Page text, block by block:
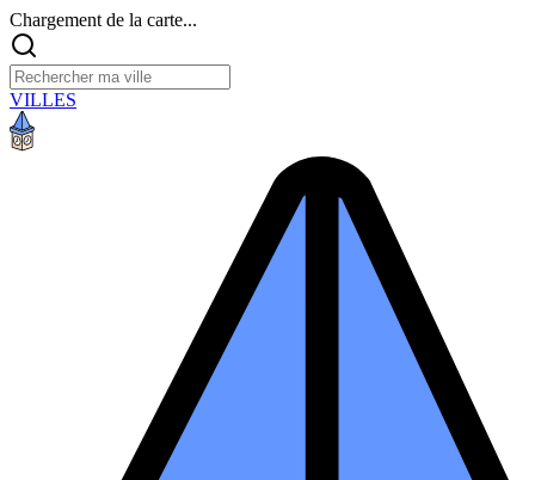
Chargement de la carte...
VILLES